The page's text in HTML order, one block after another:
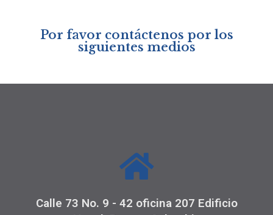
Por favor contáctenos por los
siguientes medios
Calle 73 No. 9 - 42 oficina 207 Edificio